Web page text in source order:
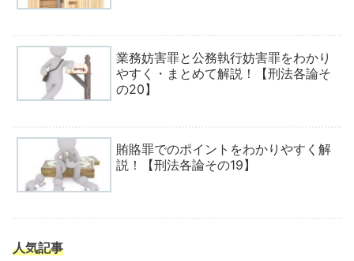
業務妨害罪と公務執行妨害罪をわかり
やすく・まとめて解説！【刑法各論そ
の20】
賄賂罪でのポイントをわかりやすく解
説！【刑法各論その19】
人気記事